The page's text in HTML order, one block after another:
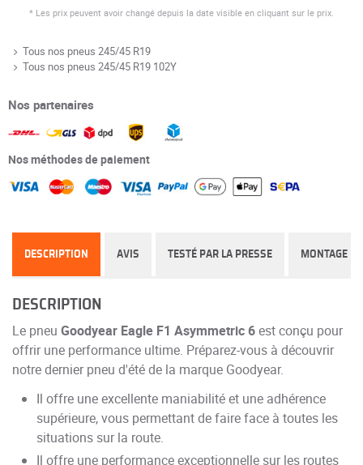
* Les prix peuvent avoir changé depuis la date visible en cliquant sur le prix.
Tous nos pneus 245/45 R19
Tous nos pneus 245/45 R19 102Y
Nos partenaires
Nos méthodes de paiement
DESCRIPTION AVIS TESTÉ PAR LA PRESSE MONTAGE
DESCRIPTION
Le pneu Goodyear Eagle F1 Asymmetric 6est conçu pour
offrir une performance ultime. Préparez-vous à découvrir
notre dernier pneu d'été de la marque Goodyear.
Il offre une excellente maniabilité et une adhérence
supérieure, vous permettant de faire face à toutes les
situations sur la route.
Il offre une performance exceptionnelle sur les routes